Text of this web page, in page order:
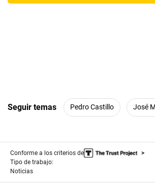
Seguir temas Pedro Castillo José
Conforme a los criterios de
Tipo de trabajo:
Noticias